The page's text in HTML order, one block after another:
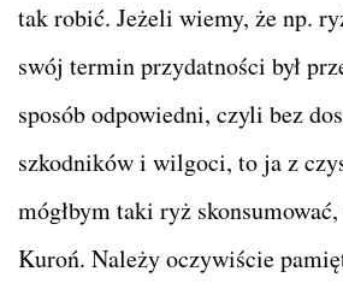
tak robić. Jeżeli wiemy, że np.
swój termin przydatności był
sposób odpowiedni, czyli bez
szkodników i wilgoci, to ja z
mógłbym taki ryż
Kuroń. Należy oczywiście